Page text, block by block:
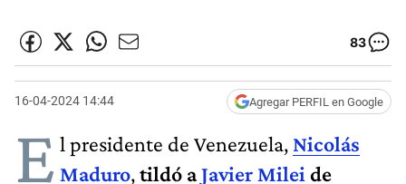
83
16-04-2024 14:44 Agregar PERFIL en Google
E l presidente de Venezuela, Nicolás
Maduro,tildó aJavier Milei de